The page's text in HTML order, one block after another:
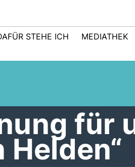
STEHE ICH MEDIATHEK
für